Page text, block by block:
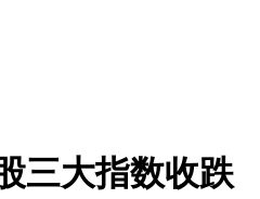
三大指数收跌